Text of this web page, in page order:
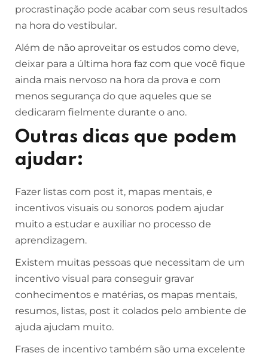
procrastinação pode acabar com seus resultados
na hora do vestibular.
Além de não aproveitar os estudos como deve,
deixar para a última hora faz com que você fique
ainda mais nervoso na hora da prova e com
menos segurança do que aqueles que se
dedicaram fielmente durante o ano.
Outras dicas que podem
ajudar:
Fazer listas com post it, mapas mentais, e
incentivos visuais ou sonoros podem ajudar
muito a estudar e auxiliar no processo de
aprendizagem.
Existem muitas pessoas que necessitam de um
incentivo visual para conseguir gravar
conhecimentos e matérias, os mapas mentais,
resumos, listas, post it colados pelo ambiente de
ajuda ajudam muito.
Frases de incentivo também são uma excelente